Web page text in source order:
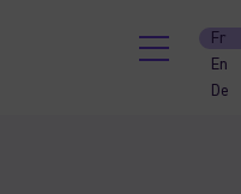
Fr
En
De